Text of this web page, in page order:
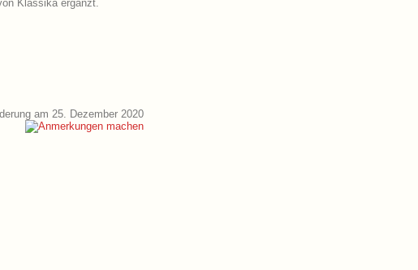
Klassika ergänzt.
am 25. Dezember 2020